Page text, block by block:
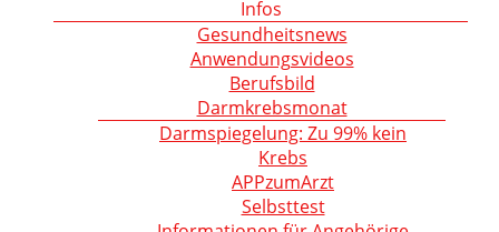
Infos
Gesundheitsnews
Anwendungsvideos
Berufsbild
Darmkrebsmonat
Darmspiegelung: Zu 99% kein
Krebs
APPzumArzt
Selbsttest